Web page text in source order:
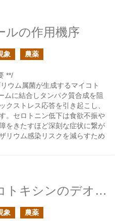
ルの作用機序
象 農薬
**/
ウム属菌が生成するマイコト
ムに結合しタンパク質合成を阻
クストレス応答を引き起こし、
。セロトニン低下は食欲不振や
をきたすほど深刻な症状に繋が
リウム感染リスクを減らすため
フザリウムのマイコトキシンのデオキシニバレノール
象 農薬